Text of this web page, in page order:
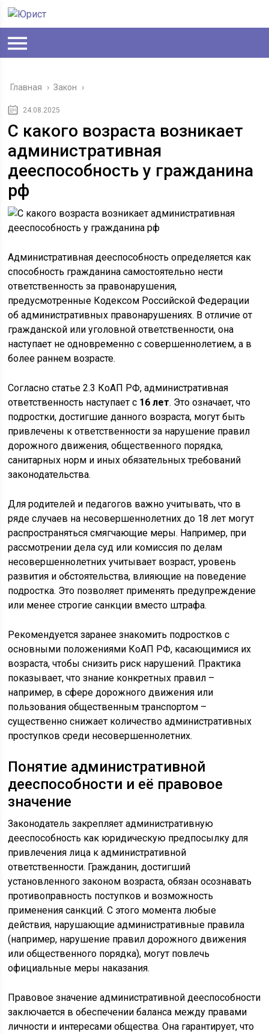
Главная › Закон ›
24.08.2025
C какого возраста возникает
административная
дееспособность у гражданина
рф
Административная дееспособность определяется как
способность гражданина самостоятельно нести
ответственность за правонарушения,
предусмотренные Кодексом Российской Федерации
об административных правонарушениях. В отличие от
гражданской или уголовной ответственности, она
наступает не одновременно с совершеннолетием, а в
более раннем возрасте.
Согласно статье 2.3 КоАП РФ, административная
ответственность наступает с 16 лет. Это означает, что
подростки, достигшие данного возраста, могут быть
привлечены к ответственности за нарушение правил
дорожного движения, общественного порядка,
санитарных норм и иных обязательных требований
законодательства.
Для родителей и педагогов важно учитывать, что в
ряде случаев на несовершеннолетних до 18 лет могут
распространяться смягчающие меры. Например, при
рассмотрении дела суд или комиссия по делам
несовершеннолетних учитывает возраст, уровень
развития и обстоятельства, влияющие на поведение
подростка. Это позволяет применять предупреждение
или менее строгие санкции вместо штрафа.
Рекомендуется заранее знакомить подростков с
основными положениями КоАП РФ, касающимися их
возраста, чтобы снизить риск нарушений. Практика
показывает, что знание конкретных правил –
например, в сфере дорожного движения или
пользования общественным транспортом –
существенно снижает количество административных
проступков среди несовершеннолетних.
Понятие административной
дееспособности и её правовое
значение
Законодатель закрепляет административную
дееспособность как юридическую предпосылку для
привлечения лица к административной
ответственности. Гражданин, достигший
установленного законом возраста, обязан осознавать
противоправность поступков и возможность
применения санкций. С этого момента любые
действия, нарушающие административные правила
(например, нарушение правил дорожного движения
или общественного порядка), могут повлечь
официальные меры наказания.
Правовое значение административной дееспособности
заключается в обеспечении баланса между правами
личности и интересами общества. Она гарантирует, что